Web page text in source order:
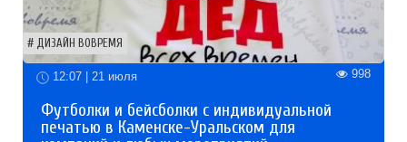
ДИЗАЙН ВОВРЕМЯ
12:07 | 21 июля 998
Футболки и бейсболки с индивидуальной
печатью в Каменске-Уральском для